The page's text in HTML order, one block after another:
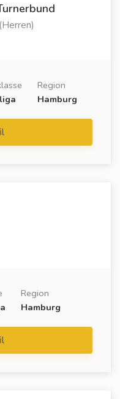
Region
Hamburg
Region
Hamburg